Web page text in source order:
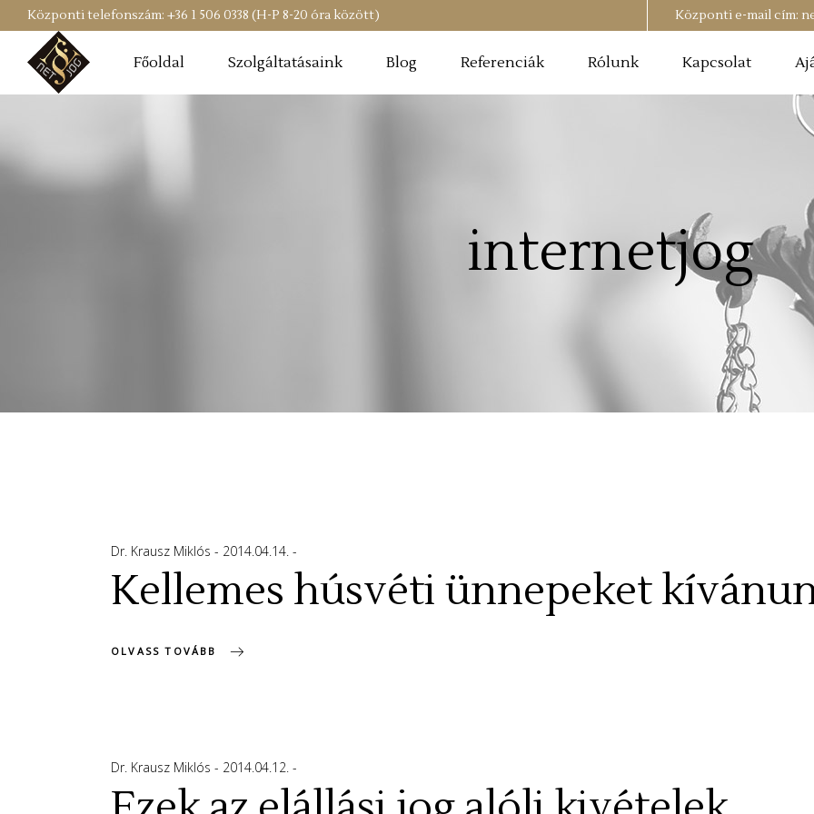
Központi telefonszám: +36 1 506 0338 (H-P 8-20 óra között) Központi e-mail cím:
Főoldal Szolgáltatásaink Blog Referenciák Rólunk Kapcsolat
internetjog
Dr. Krausz Miklós 2014.04.14.
Kellemes húsvéti ünnepeket
OLVASS TOVÁBB
Dr. Krausz Miklós 2014.04.12.